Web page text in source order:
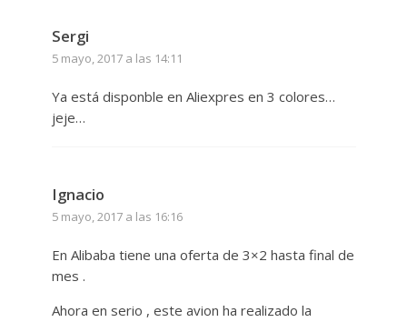
Sergi
5 mayo, 2017 a las 14:11
Ya está disponble en Aliexpres en 3 colores…
jeje…
Ignacio
5 mayo, 2017 a las 16:16
En Alibaba tiene una oferta de 3×2 hasta final de
mes .
Ahora en serio , este avion ha realizado la